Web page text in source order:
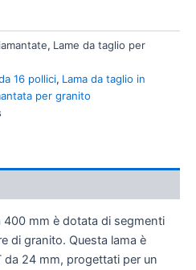
, Lame da taglio per
16 pollici, Lama da taglio in
per granito
400 mm è dotata di segmenti
di granito. Questa lama è
24 mm, progettati per un